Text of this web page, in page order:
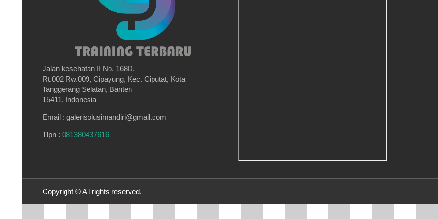
Jalan kesehatan II No. 168D,
Rt.002 Rw.009, Cipayung, Kec. Ciputat, Kota
Tanggerang Selatan, Banten
15411, Indonesia
Email : galerisolusimandiri@gmail.com
Tlpn : 081380437616
Copyright © All rights reserved.